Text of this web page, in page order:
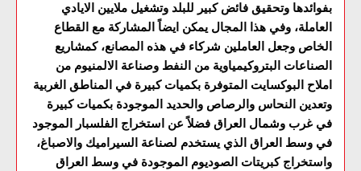
بفوائدها وتحقيق فائض كبير للبلد وتشغيل ملايين الايادي
العاملة، وفي هذا المجال يمكن ايضاً المشاركة مع القطاع
الخاص وجعل العاملين شركاء في هذه المصانع، كمشاريع
الصناعات البتروكيمياوية من النفط وصناعة الالمنيوم من
املاح البوكسايت المتوفرة بكميات كبيرة في المناطق الغربية
وتعدين النحاس والرصاص والحديد الموجودة بكميات كبيرة
في غرب وشمال العراق فضلاً عن استخراج الفلسبار الموجود
في وسط العراق الذي يستخدم لصناعة السيراميك والاصباغ،
واستخراج كبريتات الصوديوم الموجودة في وسط العراق